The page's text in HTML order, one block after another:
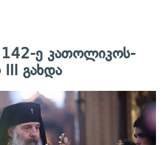
ე კათოლიკოს-
III გახდა